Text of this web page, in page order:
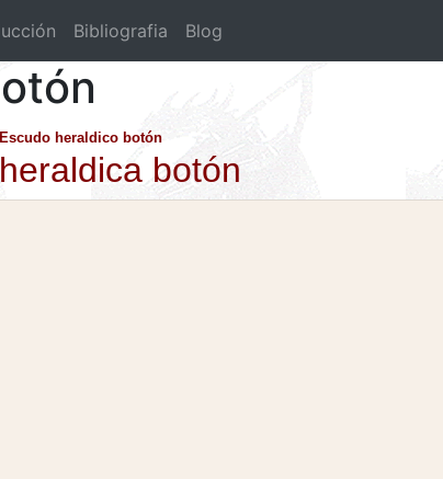
Bibliografia Blog
Escudo heraldico botón
heraldica botón